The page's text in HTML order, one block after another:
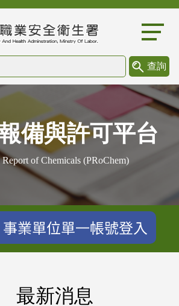
備與許可平台
Report of Chemicals (PRoChem)
最新消息